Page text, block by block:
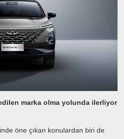
marka olma yolunda ilerliyor
öne çıkan konulardan biri de